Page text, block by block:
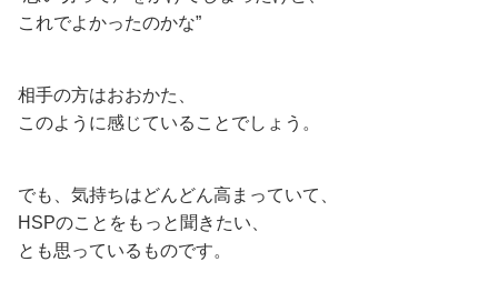
これでよかったのかな”
相手の方はおおかた、
このように感じていることでしょう。
でも、気持ちはどんどん高まっていて、
HSPのことをもっと聞きたい、
とも思っているものです。